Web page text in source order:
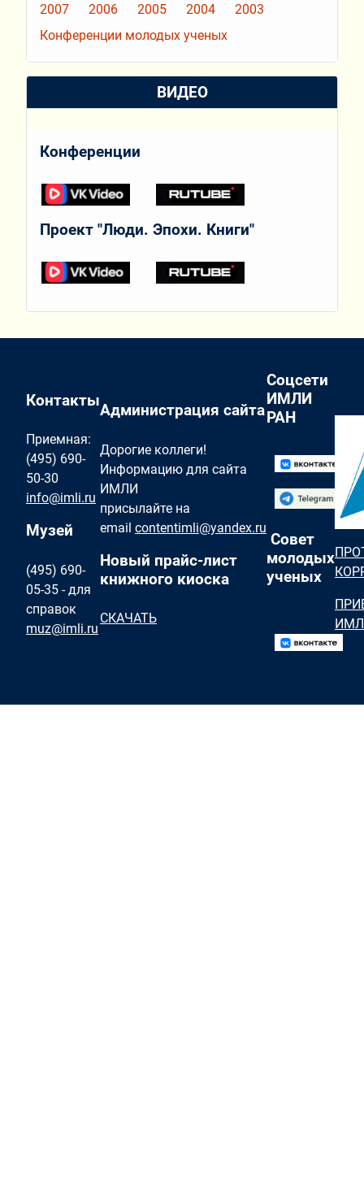
2007
2006 2005 2004
2003
Конференции молодых ученых
ВИДЕО
Конференции
Проект "Люди. Эпохи. Книги"
Контакты
Приемная:
(495) 690-
50-30
info@imli.ru
Музей
(495) 690-
05-35 - для
справок
muz@imli.ru
Администрация сайта
Дорогие коллеги!
Информацию для сайта
ИМЛИ
присылайте на
email contentimli@yandex.ru
Новый прайс-лист
книжного киоска
СКАЧАТЬ
Соцсети
ИМЛИ
РАН
Совет
молодых
ученых